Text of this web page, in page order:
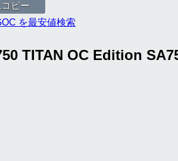
ピー
を最安値検索
TITAN OC Edition